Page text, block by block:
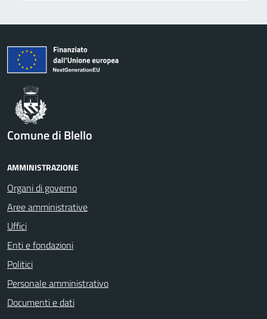
Comune di Blello
AMMINISTRAZIONE
Organi di governo
Aree amministrative
Uffici
Enti e fondazioni
Politici
Personale amministrativo
Documenti e dati